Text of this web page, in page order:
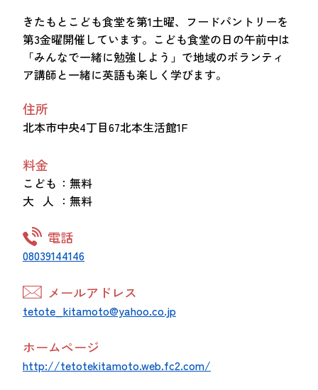
新着情報 音声読み上げ
会員登録
お問い合わせ
きたもとこども食堂を第1土曜、フードパントリーを
第3金曜開催しています。こども食堂の日の午前中は
「みんなで一緒に勉強しよう」で地域のボランティ
ア講師と一緒に英語も楽しく学びます。
住所
北本市中央4丁目67北本生活館1F
料金
こども ：無料
大 人 ：無料
電話
08039144146
メールアドレス
tetote_kitamoto@yahoo.co.jp
ホームページ
http://tetotekitamoto.web.fc2.com/